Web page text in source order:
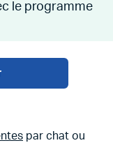
le programme
par chat ou